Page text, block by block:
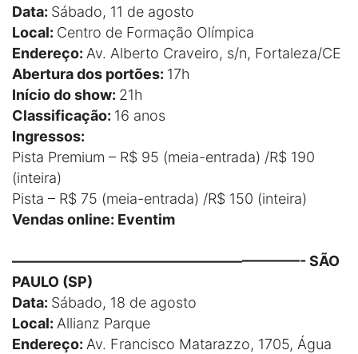
Data: Sábado, 11 de agosto
Local: Centro de Formação Olímpica
Endereço: Av. Alberto Craveiro, s/n, Fortaleza/CE
Abertura dos portões: 17h
Início do show: 21h
Classificação: 16 anos
Ingressos:
Pista Premium – R$ 95 (meia-entrada) /R$ 190
(inteira)
Pista – R$ 75 (meia-entrada) /R$ 150 (inteira)
Vendas online: Eventim
————————————————————- SÃO
PAULO (SP)
Data: Sábado, 18 de agosto
Local: Allianz Parque
Endereço: Av. Francisco Matarazzo, 1705, Água